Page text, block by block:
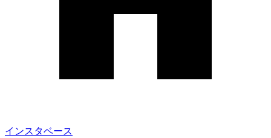
インスタベース